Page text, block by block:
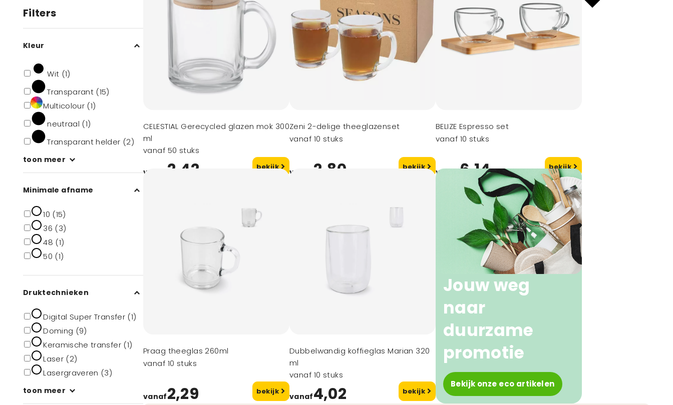
Filters
Kleur
Wit (1)
Transparant (15)
Multicolour (1)
neutraal (1)
Transparant helder (2)
toon meer
Minimale afname
10 (15)
36 (3)
48 (1)
50 (1)
Druktechnieken
Digital Super Transfer (1)
Doming (9)
Keramische transfer (1)
Laser (2)
Lasergraveren (3)
toon meer
CELESTIAL Gerecycled glazen mok 300
ml
vanaf 50 stuks
vanaf 2,42 bekijk
Zeni 2-delige theeglazenset
vanaf 10 stuks
vanaf 2,80 bekijk
BELIZE Espresso set
vanaf 10 stuks
vanaf 6,14 bekijk
Praag theeglas 260ml
vanaf 10 stuks
vanaf2,29 bekijk
Dubbelwandig koffieglas Marian 320
ml
vanaf 10 stuks
vanaf4,02 bekijk
Jouw weg
naar
duurzame
promotie
Bekijk onze eco artikelen